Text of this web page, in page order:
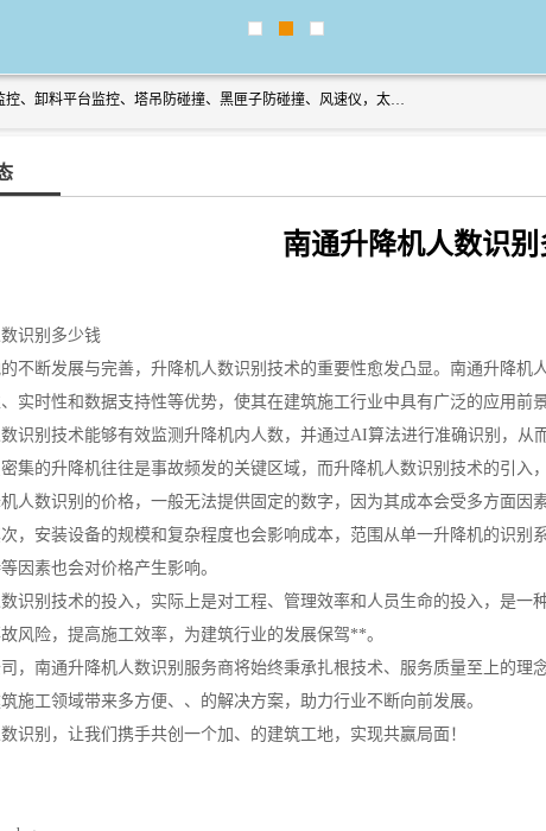
上海宇叶电子科技有限公司是吊钩视频监控、升降机监控、卸料平台监控、塔吊防碰撞、黑匣子防碰撞、风速仪，太阳能障碍灯安全提示灯等一系列升降机的常用配件产品专业研发生产加工的公司，拥有完整、科学的质量管理体系。
南通升降机人数识
识别多少钱
不断发展与完善，升降机人数识别技术的重要性愈发凸显。南通升降
实时性和数据支持性等优势，使其在建筑施工行业中具有广泛的应用前景
识别技术能够有效监测升降机内人数，并通过AI算法进行准确识别，
集的升降机往往是事故频发的关键区域，而升降机人数识别技术的引入
人数识别的价格，一般无法提供固定的数字，因为其成本会受多方面
，安装设备的规模和复杂程度也会影响成本，范围从单一升降机的识别
因素也会对价格产生影响。
识别技术的投入，实际上是对工程、管理效率和人员生命的投入，是
风险，提高施工效率，为建筑行业的发展保驾**。
，南通升降机人数识别服务商将始终秉承扎根技术、服务质量至上的
施工领域带来多方便、、的解决方案，助力行业不断向前发展。
识别，让我们携手共创一个加、的建筑工地，实现共赢局面！